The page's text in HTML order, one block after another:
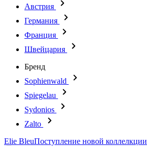
Австрия
Германия
Франция
Швейцария
Бренд
Sophienwald
Spiegelau
Sydonios
Zalto
Elie BleuПоступление новой коллелкции